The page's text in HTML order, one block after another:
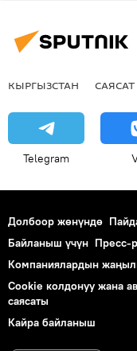
КЫРГЫЗСТАН САЯСАТ
Telegram
Долбоор жөнүндө
Байланыш үчүн Пресс-
Компаниялардын
Cookie колдонуу жана
саясаты
Кайра байланыш